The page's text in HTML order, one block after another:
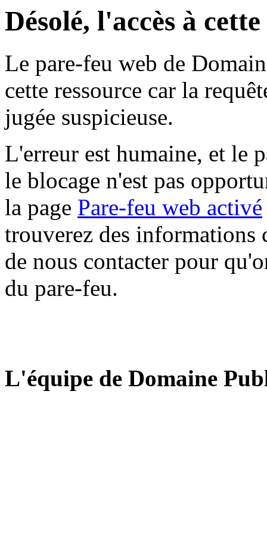
Désolé, l'accès à
Le pare-feu web de
cette ressource car la
jugée suspicieuse.
L'erreur est humaine, et le
le blocage n'est pas
la page Pare-feu web activé
trouverez des informations
de nous contacter pour
du pare-feu.
L'équipe de Domaine